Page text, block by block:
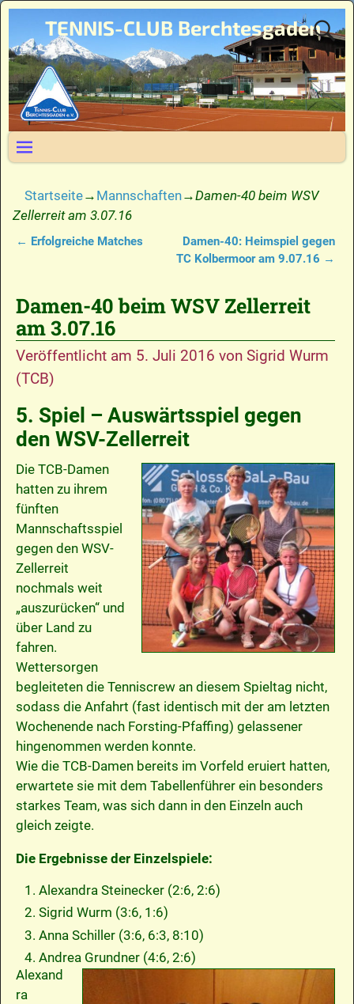
TENNIS-CLUB Berchtesgaden
Startseite→ Mannschaften→Damen-40 beim WSV
Zellerreit am 3.07.16
← Erfolgreiche Matches
Damen-40: Heimspiel gegen
TC Kolbermoor am 9.07.16 →
Damen-40 beim WSV Zellerreit
am 3.07.16
Veröffentlicht am 5. Juli 2016 von Sigrid Wurm
(TCB)
5. Spiel – Auswärtsspiel gegen
den WSV-Zellerreit
Die TCB-Damen
hatten zu ihrem
fünften
Mannschaftsspiel
gegen den WSV-
Zellerreit
nochmals weit
„auszurücken“ und
über Land zu
fahren.
Wettersorgen
begleiteten die Tenniscrew an diesem Spieltag nicht,
sodass die Anfahrt (fast identisch mit der am letzten
Wochenende nach Forsting-Pfaffing) gelassener
hingenommen werden konnte.
Wie die TCB-Damen bereits im Vorfeld eruiert hatten,
erwartete sie mit dem Tabellenführer ein besonders
starkes Team, was sich dann in den Einzeln auch
gleich zeigte.
Die Ergebnisse der Einzelspiele:
Alexandra Steinecker (2:6, 2:6)
Sigrid Wurm (3:6, 1:6)
Anna Schiller (3:6, 6:3, 8:10)
Andrea Grundner (4:6, 2:6)
Alexand
ra